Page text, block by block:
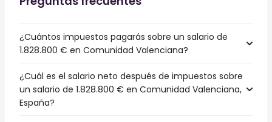
¿Cuántos impuestos pagarás sobre un salario de
1.828.800 € en Comunidad Valenciana?
¿Cuál es el salario neto después de impuestos sobre
un salario de 1.828.800 € en Comunidad Valenciana,
España?